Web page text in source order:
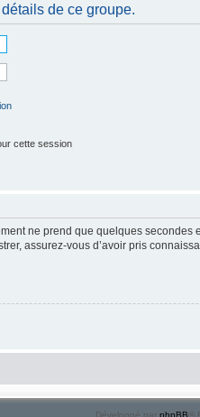
de ce groupe.
cette session
ne prend que quelques
assurez-vous d’avoir pris
Développé par phpBB ®